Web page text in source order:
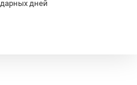
дней